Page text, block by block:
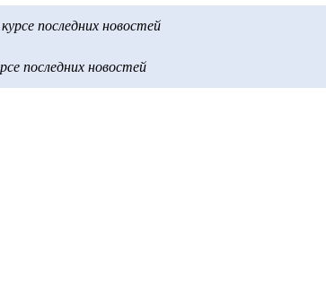
последних новостей
последних новостей